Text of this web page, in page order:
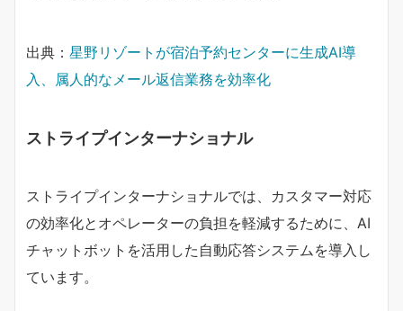
出典： 星野リゾートが宿泊予約センターに生成AI導
入、属人的なメール返信業務を効率化
ストライプインターナショナル
ストライプインターナショナルでは、カスタマー対応
の効率化とオペレーターの負担を軽減するために、AI
チャットボットを活用した自動応答システムを導入し
ています。